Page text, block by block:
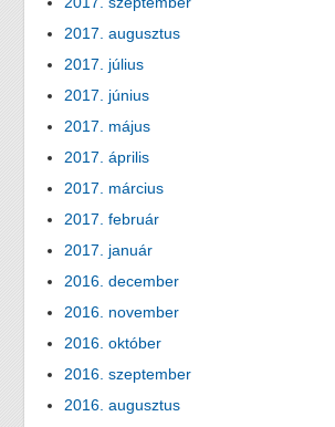
2017. augusztus
2017. július
2017. június
2017. május
2017. április
2017. március
2017. február
2017. január
2016. december
2016. november
2016. október
2016. szeptember
2016. augusztus